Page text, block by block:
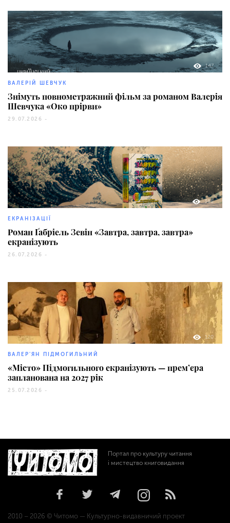
147
ВАЛЕРІЙ ШЕВЧУК
Знімуть повнометражний фільм за романом Валерія
Шевчука «Око прірви»
29.07.2026 -
386
ЕКРАНІЗАЦІЇ
Роман Ґабріель Зевін «Завтра, завтра, завтра»
екранізують
26.07.2026 -
120
ВАЛЕР'ЯН ПІДМОГИЛЬНИЙ
«Місто» Підмогильного екранізують — прем’єра
запланована на 2027 рік
25.07.2026 -
Портал про культуру читання
і мистецтво книговидання
2010 – 2026 © Читомо — Культурно-видавничий проект